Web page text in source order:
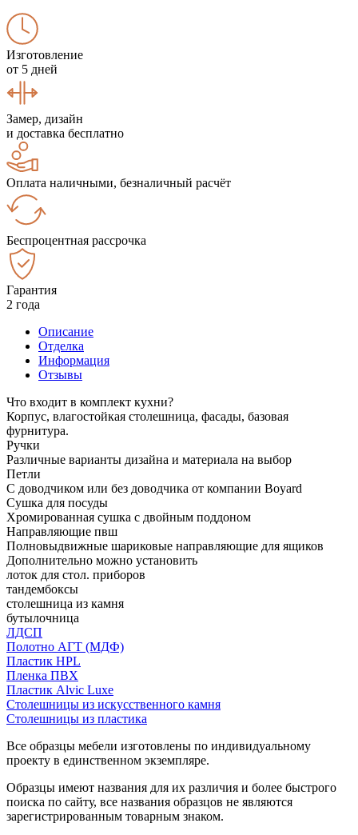
Изготовление
от 5 дней
Замер, дизайн
и доставка бесплатно
Оплата наличными, безналичный расчёт
Беспроцентная рассрочка
Гарантия
2 года
Описание
Отделка
Информация
Отзывы
Что входит в комплект кухни?
Корпус, влагостойкая столешница, фасады, базовая
фурнитура.
Ручки
Различные варианты дизайна и материала на выбор
Петли
С доводчиком или без доводчика от компании Boyard
Сушка для посуды
Хромированная сушка с двойным поддоном
Направляющие пвш
Полновыдвижные шариковые направляющие для ящиков
Дополнительно можно установить
лоток для стол. приборов
тандембоксы
столешница из камня
бутылочница
ЛДСП
Полотно АГТ (МДФ)
Пластик HPL
Пленка ПВХ
Пластик Alvic Luxe
Столешницы из искусственного камня
Столешницы из пластика
Все образцы мебели изготовлены по индивидуальному
проекту в единственном экземпляре.
Образцы имеют названия для их различия и более быстрого
поиска по сайту, все названия образцов не являются
зарегистрированным товарным знаком.